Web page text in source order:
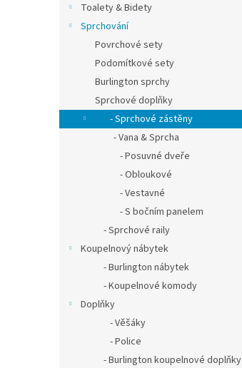
Toalety & Bidety
Sprchování
Povrchové sety
Podomítkové sety
Burlington sprchy
Sprchové doplňky
- Sprchové zástěny
- Vana & Sprcha
- Posuvné dveře
- Obloukové
- Vestavné
- S bočním panelem
- Sprchové raily
Koupelnový nábytek
- Burlington nábytek
- Koupelnové komody
Doplňky
- Věšáky
- Police
- Burlington koupelnové doplňky